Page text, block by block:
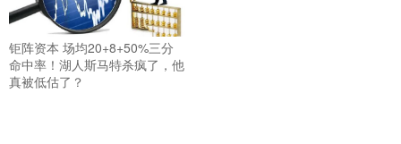
钜阵资本 场均20+8+50%三分
命中率！湖人斯马特杀疯了，他
真被低估了？